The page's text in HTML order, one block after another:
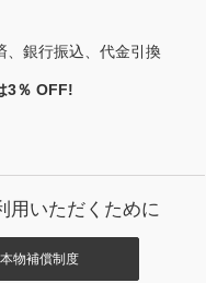
、銀行振込、代金引換
3％ OFF!
用いただくために
本物補償制度